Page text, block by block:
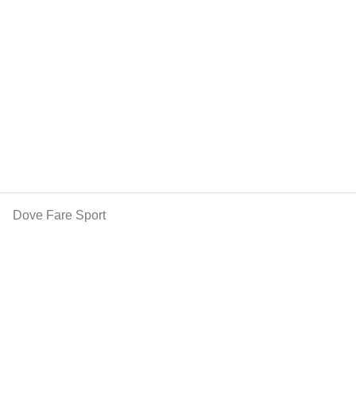
Dove Fare Sport